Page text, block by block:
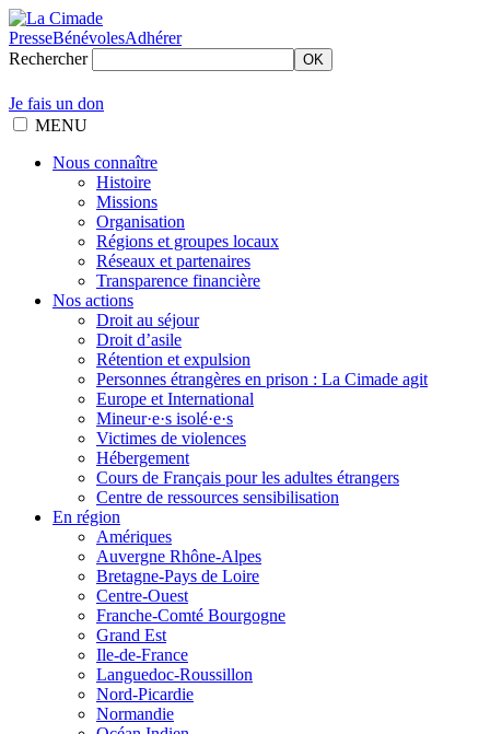
PresseBénévolesAdhérer
Rechercher
OK
Je fais un don
MENU
Nous connaître
Histoire
Missions
Organisation
Régions et groupes locaux
Réseaux et partenaires
Transparence financière
Nos actions
Droit au séjour
Droit d’asile
Rétention et expulsion
Personnes étrangères en prison : La Cimade agit
Europe et International
Mineur·e·s isolé·e·s
Victimes de violences
Hébergement
Cours de Français pour les adultes étrangers
Centre de ressources sensibilisation
En région
Amériques
Auvergne Rhône-Alpes
Bretagne-Pays de Loire
Centre-Ouest
Franche-Comté Bourgogne
Grand Est
Ile-de-France
Languedoc-Roussillon
Nord-Picardie
Normandie